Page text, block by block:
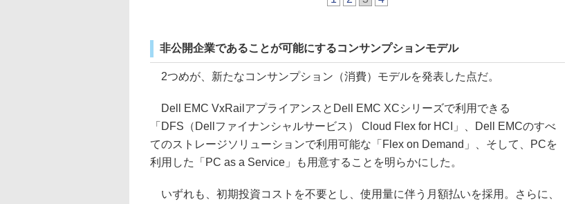
非公開企業であることが可能にするコンサンプションモデル
2つめが、新たなコンサンプション（消費）モデルを発表した点だ。
Dell EMC VxRailアプライアンスとDell EMC XCシリーズで利用できる
「DFS（Dellファイナンシャルサービス） Cloud Flex for HCI」、Dell EMCのすべ
てのストレージソリューションで利用可能な「Flex on Demand」、そして、PCを
利用した「PC as a Service」も用意することを明らかにした。
いずれも、初期投資コストを不要とし、使用量に伴う月額払いを採用。さらに、